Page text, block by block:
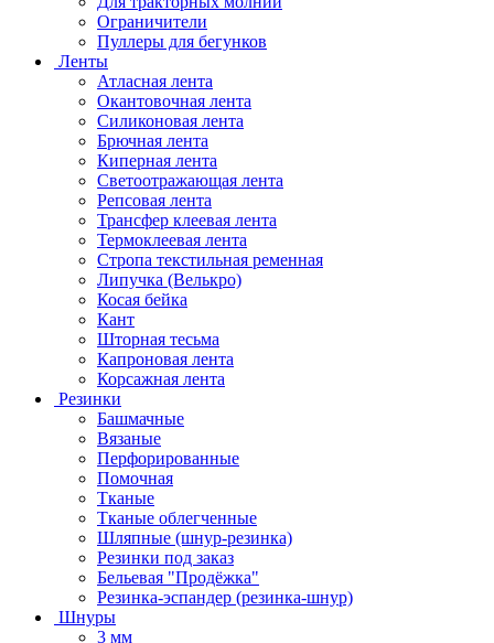
Ограничители
Пуллеры для бегунков
Ленты
Атласная лента
Окантовочная лента
Силиконовая лента
Брючная лента
Киперная лента
Светоотражающая лента
Репсовая лента
Трансфер клеевая лента
Термоклеевая лента
Стропа текстильная ременная
Липучка (Велькро)
Косая бейка
Кант
Шторная тесьма
Капроновая лента
Корсажная лента
Резинки
Башмачные
Вязаные
Перфорированные
Помочная
Тканые
Тканые облегченные
Шляпные (шнур-резинка)
Резинки под заказ
Бельевая "Продёжка"
Резинка-эспандер (резинка-шнур)
Шнуры
3 мм